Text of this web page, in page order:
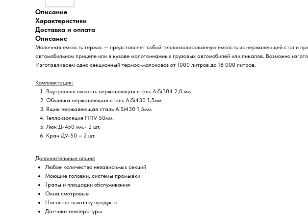
Описание
Характеристики
Доставка и оплата
Описание
Молочная емкость термос — представляет собой теплоизолированную ёмкость из нержавеющей стали
автомобильном прицепе или в кузове малотоннажных грузовых автомобилей или пикапов. Возможно
Изготавливаем одно секционный термос-молоковоз от 1000 литров до 18 000 литров.
Комплектация:
Внутренняя емкость нержавеющая сталь AiSi304 2,0 мм.
Обшивка нержавеющая сталь AiSi430 1,5мм.
Ящик нержавеющая сталь AiSi430 1,5мм.
Теплоизоляция ППУ 50мм.
Люк Д-450 мм.- 2 шт.
Кран ДУ-50 – 2 шт.
Дополнительные опции:
Любое количество независимых секций
Моющие головки, системы промывки
Трапы и площадки обслуживания
Окна смотровые
Насос на выкачку продукта
Датчики температуры